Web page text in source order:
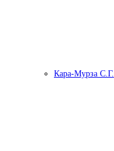
Кара-Мурза С.Г.